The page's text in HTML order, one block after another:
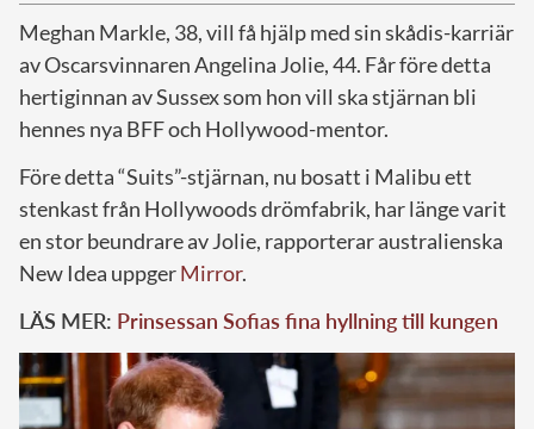
Meghan Markle, 38, vill få hjälp med sin skådis-karriär
av Oscarsvinnaren Angelina Jolie, 44. Får före detta
hertiginnan av Sussex som hon vill ska stjärnan bli
hennes nya BFF och Hollywood-mentor.
Före detta “Suits”-stjärnan, nu bosatt i Malibu ett
stenkast från Hollywoods drömfabrik, har länge varit
en stor beundrare av Jolie, rapporterar australienska
New Idea uppgerMirror.
LÄS MER: Prinsessan Sofias fina hyllning till kungen